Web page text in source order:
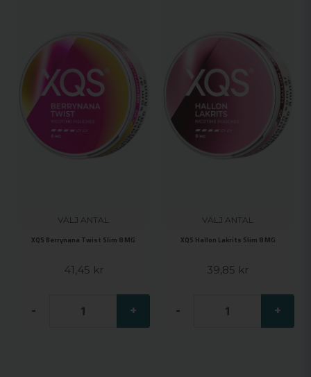
VÄLJ ANTAL
XQS Berrynana Twist Slim 8 MG
41,45 kr
- +
VÄLJ ANTAL
XQS Hallon Lakrits Slim 8 MG
39,85 kr
- +